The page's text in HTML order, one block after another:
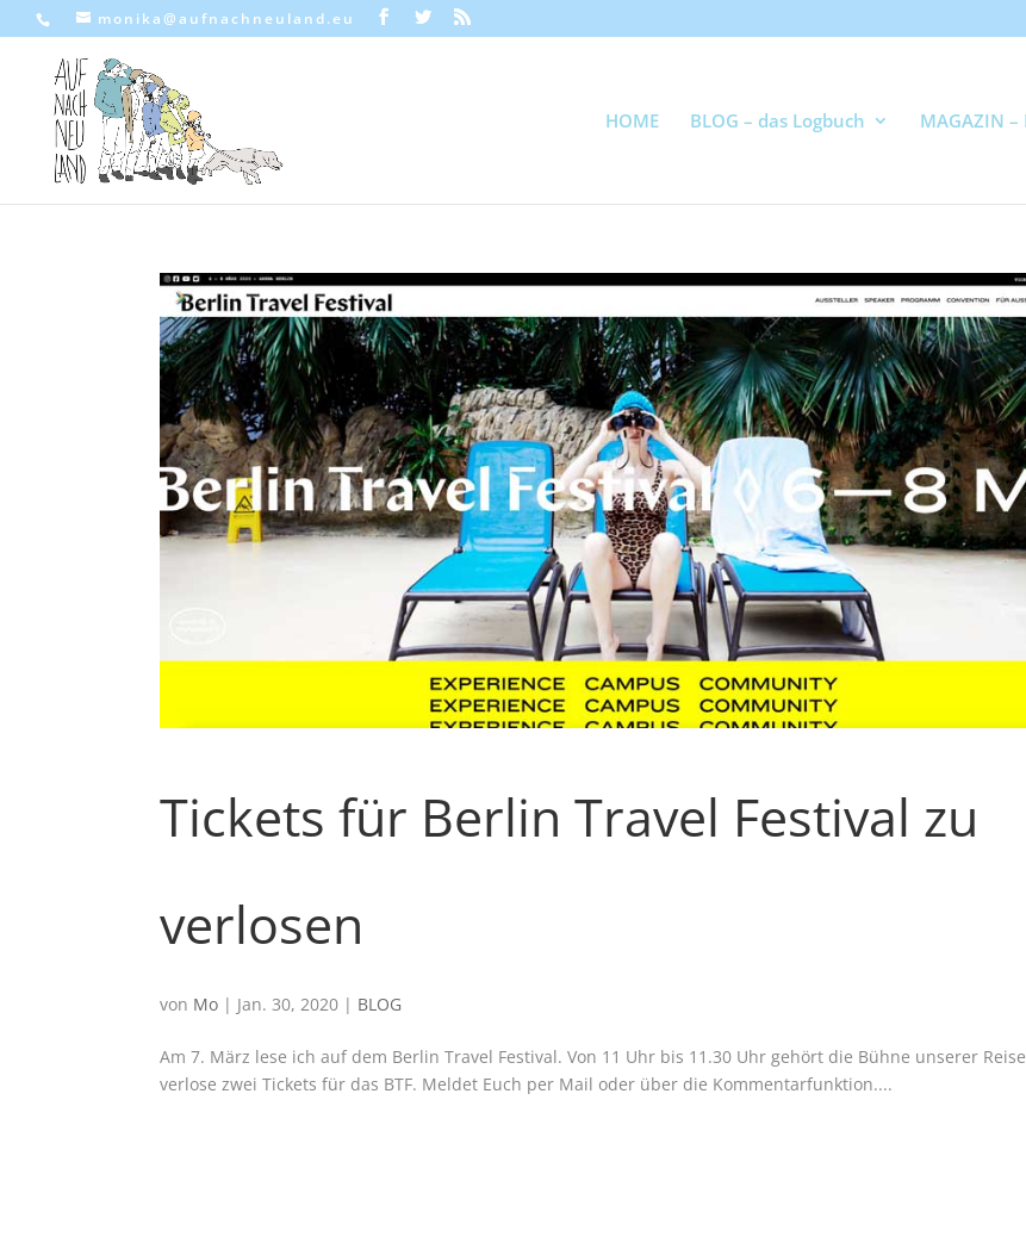
monika@aufnachneuland.eu
HOME BLOG – das Logbuch MAGAZIN
Tickets für Berlin Travel Festival zu
verlosen
von Mo | Jan. 30, 2020 | BLOG
Am 7. März lese ich auf dem Berlin Travel Festival. Von 11 Uhr bis 11.30 Uhr gehört die Bühne unserer
verlose zwei Tickets für das BTF. Meldet Euch per Mail oder über die Kommentarfunktion....